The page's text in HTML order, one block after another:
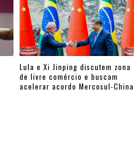
Lula e Xi Jinping discutem zona
de livre comércio e buscam
acelerar acordo Mercosul-China